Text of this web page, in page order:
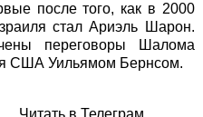
после того, как в 2000
стал Ариэль Шарон.
переговоры Шалома
США Уильямом Бернсом.
Читать в Телеграм